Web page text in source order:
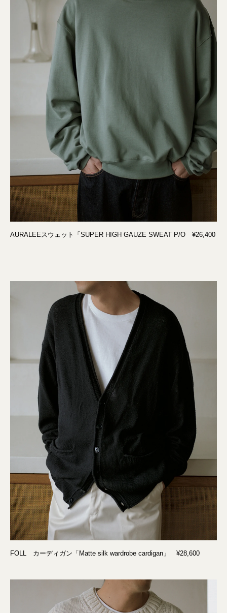
AURALEEスウェット「SUPER HIGH GAUZE SWEAT P/O ¥26,400
FOLL カーディガン「Matte silk wardrobe cardigan」 ¥28,600